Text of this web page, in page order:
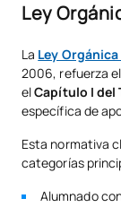
Ley
La Ley
2006, refuerza
elCapítulo I del
específica de
Esta normativa
categorías
Alumnado